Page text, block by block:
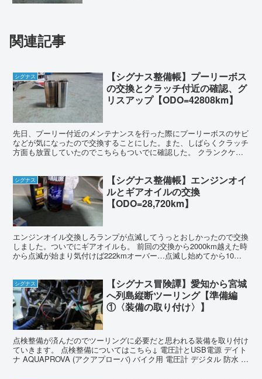
関連記事
シグナス
【シグナス整備帳】プーリーボス
の交換とクラッチ付近の確認、グ
リスアップ【ODO=42808km】
先日、プーリー付近のメンテナンスを行った際にプーリーボスのサビ
などが気になったので交換することにした。また、しばらくクラッチ
方面も放置していたのでこちらもついでに確認した。 クランクケー
シグナス
【シグナス整備帳】エンジンオイ
ルとギアオイルの交換
【ODO=28,720km】
エンジンオイル交換しろランプが点滅してうっとおしかったので交換
しました。ついでにギアオイルも。 前回の交換から2000km越えた時
から点滅が始まり気付けば222kmオーバー…点滅し始めてから10日
シグナス
【シグナス冒険譚】愛知から宮城
へ列島縦断ツーリング【準備編
①〈装備の取り付け〉】
点検整備が済んだのでツーリングに必要だと思われる装備を取り付け
ていきます。 点検整備についてはこちら↓ 電圧計とUSB電源 デイト
ナ AQUAPROVA (アクアプローバ) バイク用 電圧計 デジタル 防水 バ